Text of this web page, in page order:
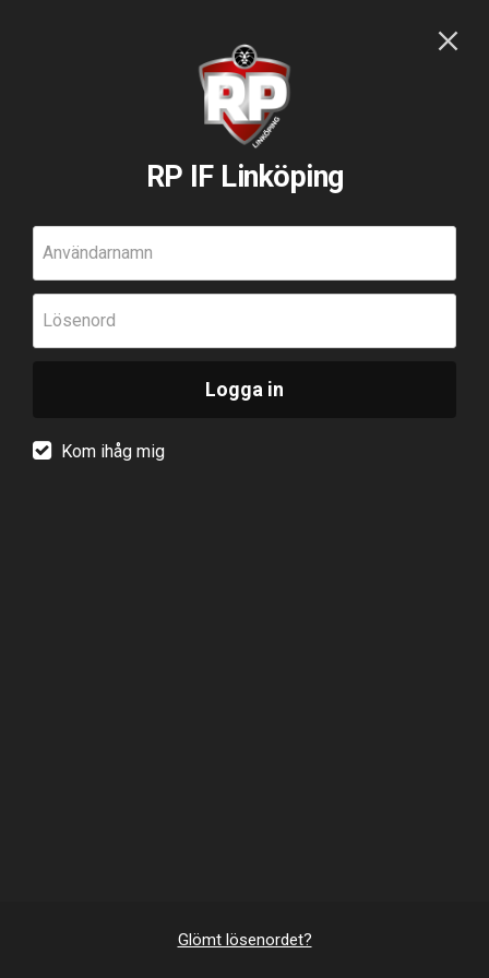
RP IF Linköping
Användarnamn
Lösenord
Logga in
Kom ihåg mig
Glömt lösenordet?